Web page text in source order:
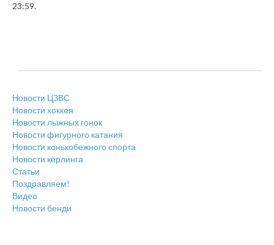
23:59.
Новости ЦЗВС
Новости хоккея
Новости лыжных гонок
Новости фигурного катания
Новости конькобежного спорта
Новости кёрлинга
Статьи
Поздравляем!
Видео
Новости бенди